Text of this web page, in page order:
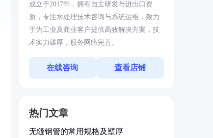
成立于2017年，拥有自主研发与进出口资
质，专注水处理技术咨询与系统运维，致力
于为工业及商业客户提供高效解决方案，技
术实力雄厚，服务网络完善。
在线咨询 查看店铺
热门文章
无缝钢管的常用规格及壁厚